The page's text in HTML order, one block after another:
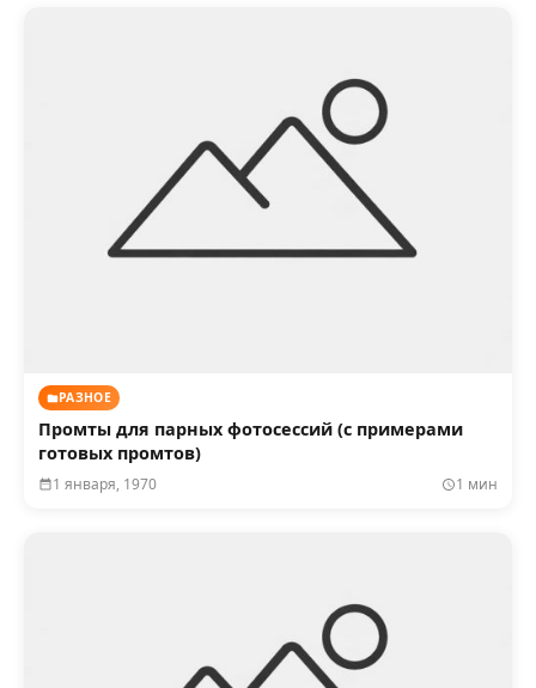
РАЗНОЕ
Промты для парных фотосессий (с примерами
готовых промтов)
1 января, 1970 1 мин